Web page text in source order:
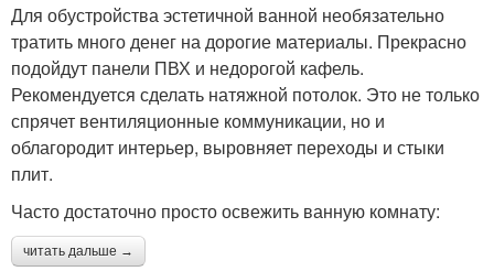
Для обустройства эстетичной ванной необязательно
тратить много денег на дорогие материалы. Прекрасно
подойдут панели ПВХ и недорогой кафель.
Рекомендуется сделать натяжной потолок. Это не только
спрячет вентиляционные коммуникации, но и
облагородит интерьер, выровняет переходы и стыки
плит.
Часто достаточно просто освежить ванную комнату:
читать дальше →